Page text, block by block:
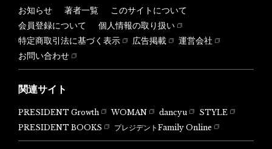
お知らせ 著者一覧
このサイトについて
会員登録について
個人情報の取り扱い
特定商取引法に基づく表示
広告掲載
運営会社
お問い合わせ
関連サイト
PRESIDENT Growth WOMAN dancyu
STYLE
PRESIDENT BOOKS
プレジデントFamily Online